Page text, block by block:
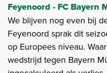
Feyenoord - FC Bayern
We blijven nog even bij
Feyenoord sprak dit
op Europees niveau.
wedstrijd tegen Bayern